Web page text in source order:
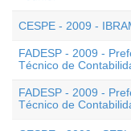
CESPE - 2009 -
FADESP - 2009 -
Técnico de
FADESP - 2009 -
Técnico de